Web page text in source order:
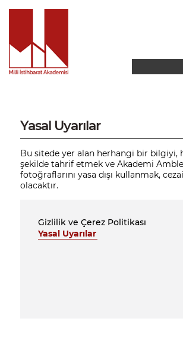
Yasal Uyarılar
Gizlilik ve Çerez Politikası
Yasal Uyarılar
Bu sitede yer alan herhangi bir bilgiyi,
şekilde tahrif etmek ve Akademi
fotoğraflarını yasa dışı kullanmak,
olacaktır.